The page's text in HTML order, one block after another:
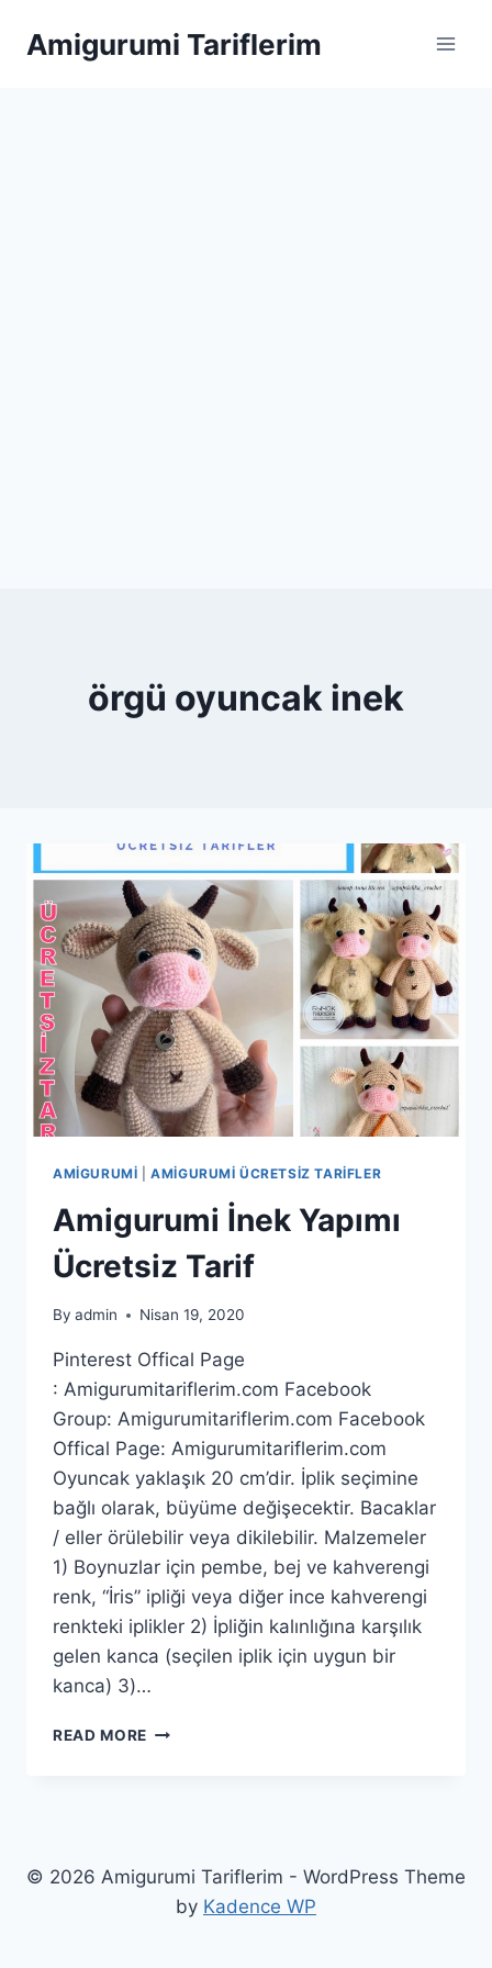
Amigurumi Tariflerim
örgü oyuncak inek
AMIGURUMI |AMIGURUMI ÜCRETSIZ TARIFLER
Amigurumi İnek Yapımı
Ücretsiz Tarif
By admin Nisan 19, 2020
Pinterest Offical Page
: Amigurumitariflerim.com Facebook
Group: Amigurumitariflerim.com Facebook
Offical Page: Amigurumitariflerim.com
Oyuncak yaklaşık 20 cm’dir. İplik seçimine
bağlı olarak, büyüme değişecektir. Bacaklar
/ eller örülebilir veya dikilebilir. Malzemeler
1) Boynuzlar için pembe, bej ve kahverengi
renk, “İris” ipliği veya diğer ince kahverengi
renkteki iplikler 2) İpliğin kalınlığına karşılık
gelen kanca (seçilen iplik için uygun bir
kanca) 3)…
READ MORE AMIGURUMI
© 2026 Amigurumi Tariflerim - WordPress Theme
by Kadence WP